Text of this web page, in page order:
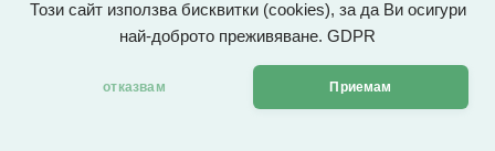
Този сайт използва бисквитки (cookies), за да Ви осигури
най-доброто преживяване. GDPR
отказвам Приемам